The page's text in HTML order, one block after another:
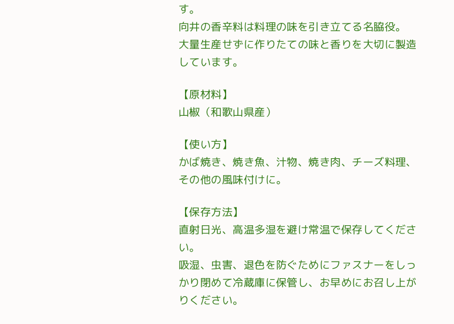
す。
向井の香辛料は料理の味を引き立てる名脇役。
大量生産せずに作りたての味と香りを大切に製造
しています。
【原材料】
山椒（和歌山県産）
【使い方】
かば焼き、焼き魚、汁物、焼き肉、チーズ料理、
その他の風味付けに。
【保存方法】
直射日光、高温多湿を避け常温で保存してくださ
い。
吸湿、虫害、退色を防ぐためにファスナーをしっ
かり閉めて冷蔵庫に保管し、お早めにお召し上が
りください。